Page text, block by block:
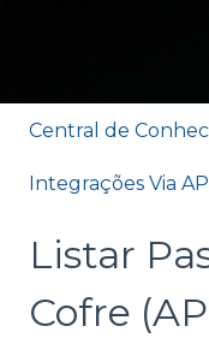
Central de
Integrações Via
Listar
Cofre